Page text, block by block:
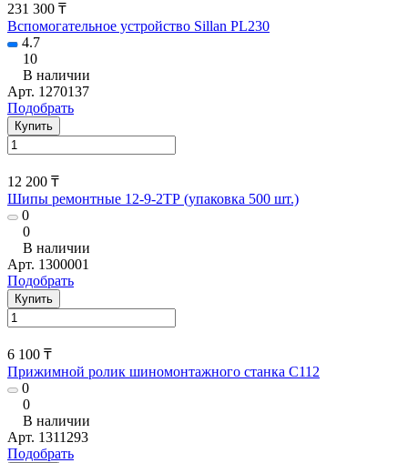
231 300 ₸
Вспомогательное устройство Sillan PL230
4.7
10
В наличии
Арт. 1270137
Подобрать
Купить
12 200 ₸
Шипы ремонтные 12-9-2ТР (упаковка 500 шт.)
0
0
В наличии
Арт. 1300001
Подобрать
Купить
6 100 ₸
Прижимной ролик шиномонтажного станка C112
0
0
В наличии
Арт. 1311293
Подобрать